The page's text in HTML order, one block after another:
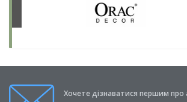
Хочете дізнаватися першим про